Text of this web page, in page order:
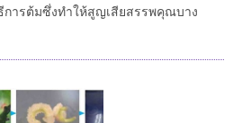
การต้มซึ่งทำให้สูญเสียสรรพคุณบาง